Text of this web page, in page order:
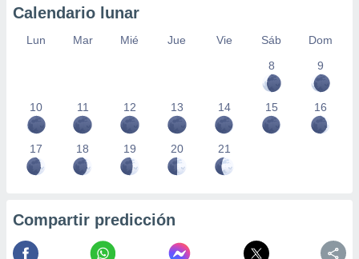
Calendario lunar
Lun Mar Mié Jue Vie Sáb
Dom
8
9
10 11 12 13 14 15 16
17 18 19 20 21
Compartir predicción